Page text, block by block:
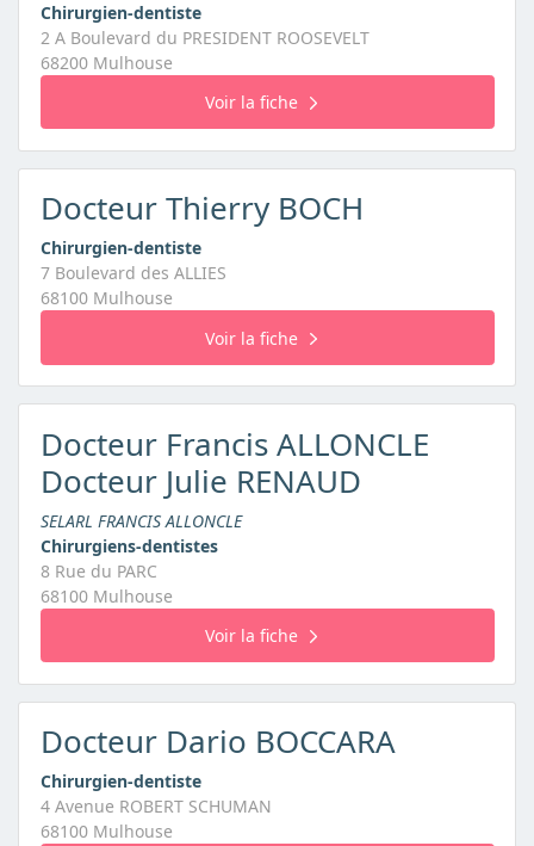
Chirurgien-dentiste
2 A Boulevard du PRESIDENT ROOSEVELT
68200 Mulhouse
Voir la fiche
Docteur Thierry BOCH
Chirurgien-dentiste
7 Boulevard des ALLIES
68100 Mulhouse
Voir la fiche
Docteur Francis ALLONCLE
Docteur Julie RENAUD
SELARL FRANCIS ALLONCLE
Chirurgiens-dentistes
8 Rue du PARC
68100 Mulhouse
Voir la fiche
Docteur Dario BOCCARA
Chirurgien-dentiste
4 Avenue ROBERT SCHUMAN
68100 Mulhouse